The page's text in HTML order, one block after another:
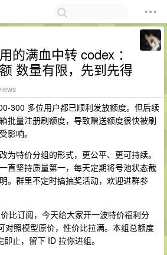
的满血中转 codex ：
数量有限，先到先得
300 多位用户都已顺利发放额度。但后续
批量注册刷额度，导致赠送额度很快被刷
影响。
为特价分组的形式，更公平、更可持续。
直坚持质量第一，每天定期将号池状态截
。群里不定时搞抽奖活动，欢迎进群参
比订阅，今天给大家开一波特价福利分
对照模型原价，性价比拉满。本组总额度
止，留下 ID 拉你进组。